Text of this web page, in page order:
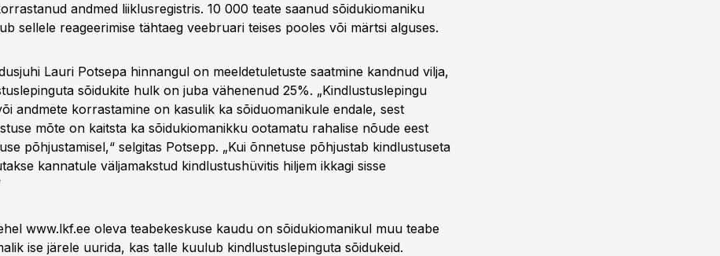
andmed liiklusregistris. 10 000 teate saanud sõidukiomaniku
sellele reageerimise tähtaeg veebruari teises pooles või märtsi alguses.
Lauri Potsepa hinnangul on meeldetuletuste saatmine kandnud vilja,
sõidukite hulk on juba vähenenud 25%. „Kindlustuslepingu
andmete korrastamine on kasulik ka sõiduomanikule endale, sest
mõte on kaitsta ka sõidukiomanikku ootamatu rahalise nõude eest
põhjustamisel,“ selgitas Potsepp. „Kui õnnetuse põhjustab kindlustuseta
kannatule väljamakstud kindlustushüvitis hiljem ikkagi sisse
www.lkf.ee oleva teabekeskuse kaudu on sõidukiomanikul muu teabe
ise järele uurida, kas talle kuulub kindlustuslepinguta sõidukeid.